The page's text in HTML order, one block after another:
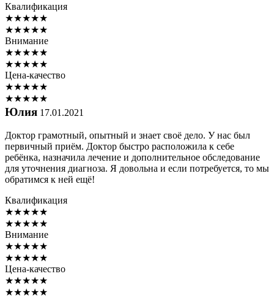
Квалификация
★★★★★
★★★★★
Внимание
★★★★★
★★★★★
Цена-качество
★★★★★
★★★★★
Юлия 17.01.2021
Доктор грамотный, опытный и знает своё дело. У нас был
первичный приём. Доктор быстро расположила к себе
ребёнка, назначила лечение и дополнительное обследование
для уточнения диагноза. Я довольна и если потребуется, то мы
обратимся к ней ещё!
Квалификация
★★★★★
★★★★★
Внимание
★★★★★
★★★★★
Цена-качество
★★★★★
★★★★★